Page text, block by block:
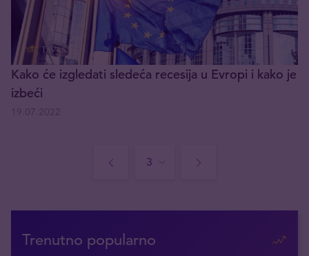
Kako će izgledati sledeća recesija u Evropi i kako je
izbeći
Trenutno popularno